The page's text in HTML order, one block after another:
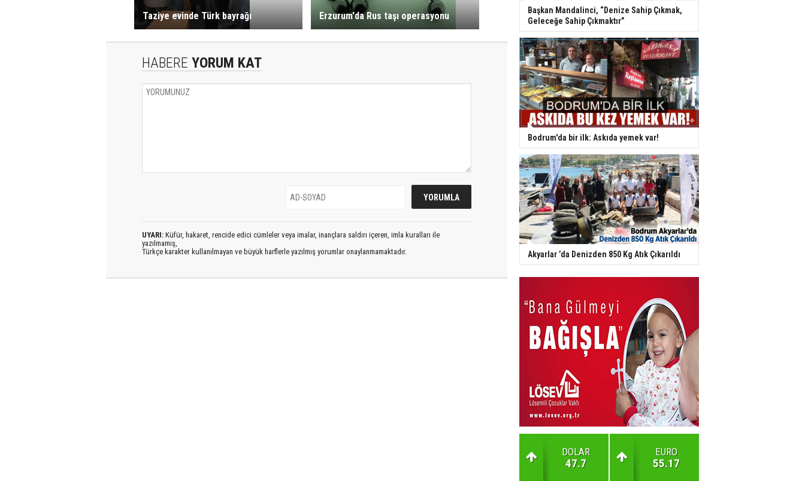
Taziye evinde Türk bayrağı Erzurum'da Rus taşı operasyonu
HABERE YORUM KAT
UYARI: Küfür, hakaret, rencide edici cümleler veya imalar, inançlara saldırı içeren, imla kuralları ile
yazılmamış,
Türkçe karakter kullanılmayan ve büyük harflerle yazılmış yorumlar onaylanmamaktadır.
Başkan Mandalinci, “Denize Sahip Çıkmak,
Geleceğe Sahip Çıkmaktır”
Bodrum'da bir ilk: Askıda yemek var!
Akyarlar ’da Denizden 850 Kg Atık Çıkarıldı
DOLAR
47.7
EURO
55.17